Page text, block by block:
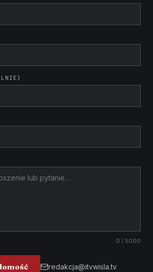
0 / 5000
redakcja@itvwisla.tv